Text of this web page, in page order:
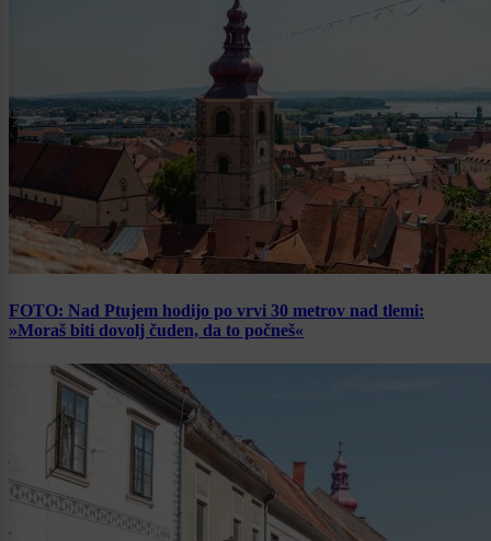
FOTO: Nad Ptujem hodijo po vrvi 30 metrov nad tlemi:
»Moraš biti dovolj čuden, da to počneš«